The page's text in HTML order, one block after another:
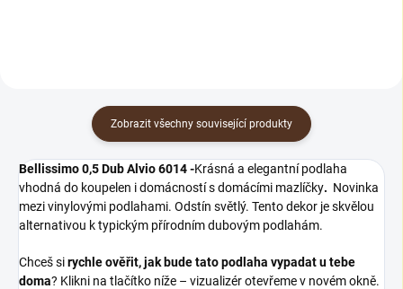
Zobrazit všechny související produkty
Bellissimo 0,5 Dub Alvio 6014 -Krásná a elegantní podlaha
vhodná do koupelen i domácností s domácími mazlíčky. Novinka
mezi vinylovými podlahami. Odstín světlý. Tento dekor je skvělou
alternativou k typickým přírodním dubovým podlahám.
Chceš sirychle ověřit, jak bude tato podlaha vypadat u tebe
doma? Klikni na tlačítko níže – vizualizér otevřeme v novém okně.